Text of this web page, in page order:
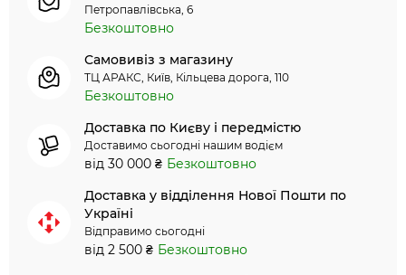
Петропавлівська, 6
Безкоштовно
Самовивіз з магазину
ТЦ АРАКС, Київ, Кільцева дорога, 110
Безкоштовно
Доставка по Києву і передмістю
Доставимо сьогодні нашим водієм
від 30 000 ₴ Безкоштовно
Доставка у відділення Нової Пошти по
Україні
Відправимо сьогодні
від 2 500 ₴ Безкоштовно